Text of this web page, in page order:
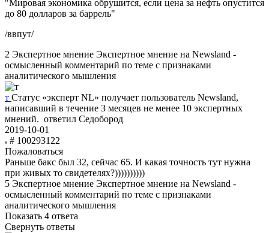
"Мировая экономика обрушится, если цена за нефть опустится
до 80 долларов за баррель"
/ввпут/
2 Экспертное мнение Экспертное мнение на Newsland -
осмысленный комментарий по теме с признаками
аналитического мышления
т Статус «эксперт NL» получает пользователь Newsland,
написавший в течение 3 месяцев не менее 10 экспертных
мнений. ответил Седобород
2019-10-01
# 100293122
Пожаловаться
Раньше бакс был 32, сейчас 65. И какая точность тут нужна
при живых то свидетелях?))))))))))
5 Экспертное мнение Экспертное мнение на Newsland -
осмысленный комментарий по теме с признаками
аналитического мышления
Показать 4 ответа
Свернуть ответы